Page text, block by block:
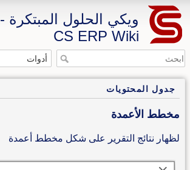
ويكي الحلول المبتكرة -
CS ERP Wiki
جدول المحتويات
مخطط الأعمدة
لظهار نتائج التقرير على شكل مخطط أعمدة